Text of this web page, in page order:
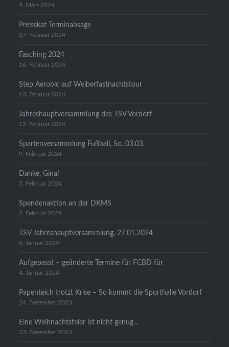
5. März 2024
Preisskat Terminabsage
27. Februar 2024
Fasching 2024
16. Februar 2024
Step Aerobic auf Weiberfastnachtstour
13. Februar 2024
Jahreshauptversammlung des TSV Vordorf
12. Februar 2024
Spartenversammlung Fußball, So. 03.03.
9. Februar 2024
Danke, Gina!
5. Februar 2024
Spendenaktion an der DKMS
2. Februar 2024
TSV Jahreshauptversammlung, 27.01.2024
6. Januar 2024
Aufgepasst – geänderte Termine für FCBD für
4. Januar 2024
Papenteich trotzt Krise – So kommt die Sporthalle Vordorf
24. Dezember 2023
Eine Weihnachtsfeier ist nicht genug…
23. Dezember 2023